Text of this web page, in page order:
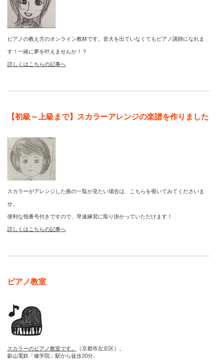
ピアノの教え方のオンライン教材です。音大を出ていなくてもピアノ講師になれま
す！一緒に夢を叶えませんか！？
詳しくはこちらの記事へ
【初級～上級まで】スカラーアレンジの楽譜を作りました
スカラーがアレンジした曲の一覧が見たい場合は、こちらを覗いてみてくださいま
せ。
便利な指番号付きですので、早速練習に取り掛かっていただけます！
詳しくはこちらの記事へ
ピアノ教室
スカラーのピアノ教室です。
（京都市左京区）。
叡山電鉄「修学院」駅から徒歩20分。